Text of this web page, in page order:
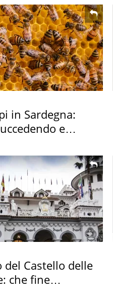
in Sardegna:
e
del Castello delle
che fine